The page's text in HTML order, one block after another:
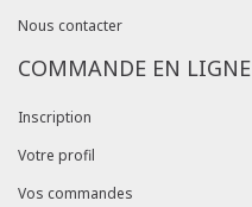
Nous contacter
COMMANDE EN LIGNE
Inscription
Votre profil
Vos commandes